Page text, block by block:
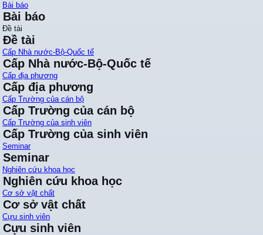
Bài báo
Bài báo
Đề tài
Đề tài
Cấp Nhà nước-Bộ-Quốc tế
Cấp Nhà nước-Bộ-Quốc tế
Cấp địa phương
Cấp địa phương
Cấp Trường của cán bộ
Cấp Trường của cán bộ
Cấp Trường của sinh viên
Cấp Trường của sinh viên
Seminar
Seminar
Nghiên cứu khoa học
Nghiên cứu khoa học
Cơ sở vật chất
Cơ sở vật chất
Cựu sinh viên
Cựu sinh viên